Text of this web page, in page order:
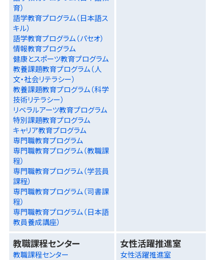
育）
語学教育プログラム（日本語ス
キル）
語学教育プログラム（パセオ）
情報教育プログラム
健康とスポーツ教育プログラム
教養課題教育プログラム（人
文・社会リテラシー）
教養課題教育プログラム（科学
技術リテラシー）
リベラルアーツ教育プログラム
特別課題教育プログラム
キャリア教育プログラム
専門職教育プログラム
専門職教育プログラム（教職課
程）
専門職教育プログラム（学芸員
課程）
専門職教育プログラム（司書課
程）
専門職教育プログラム（日本語
教員養成講座）
教職課程センター
教職課程センター
女性活躍推進室
女性活躍推進室